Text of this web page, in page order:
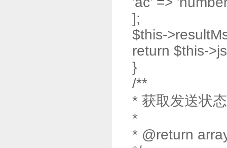
];
$this-
return $this-
}
/**
* 获取发送状态
*
* @return